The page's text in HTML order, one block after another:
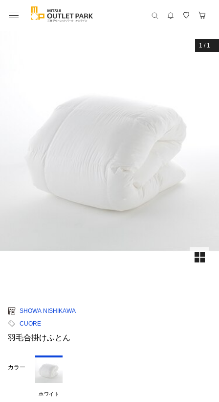
1 / 1
SHOWA NISHIKAWA
CUORE
羽毛合掛けふとん
カラー
ホワイト